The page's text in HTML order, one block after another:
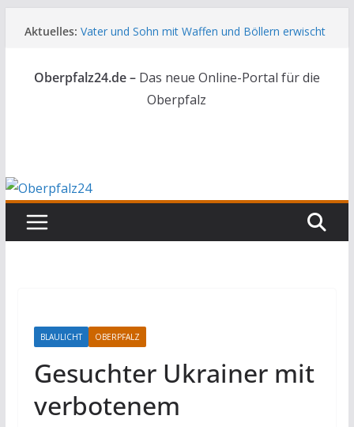
Inhalt
Aktuelles: Vater und Sohn mit Waffen und Böllern erwischt
Audi prallt gegen Brückengeländer in Weiden
Ortsumgehung Waldershof ist eröffnet
Deutsch-amerikanischer Schüleraustausch zu
Oberpfalz24.de – Das neue Online-Portal für die
Oberpfalz
BLAULICHT OBERPFALZ
Gesuchter Ukrainer mit
verbotenem